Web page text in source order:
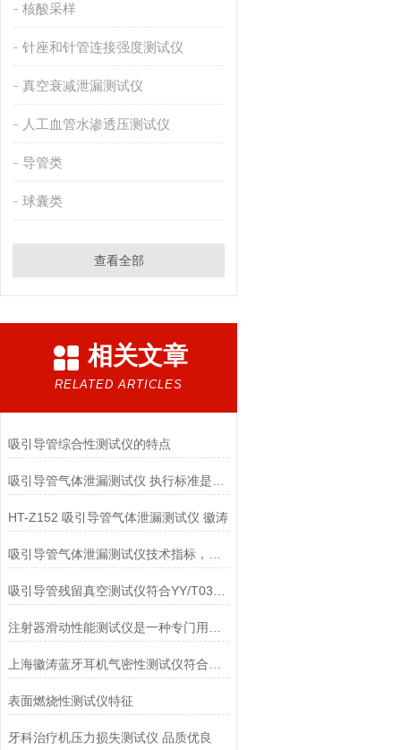
核酸采样
针座和针管连接强度测试仪
真空衰减泄漏测试仪
人工血管水渗透压测试仪
导管类
球囊类
查看全部
相关文章
RELATED ARTICLES
吸引导管综合性测试仪的特点
HT-Z152 吸引导管气体泄漏测试仪 徽涛
表面燃烧性测试仪特征
牙科治疗机压力损失测试仪 品质优良